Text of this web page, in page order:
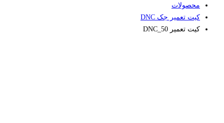
محصولات
کیت تعمیر جک DNC
کیت تعمیر DNC_50